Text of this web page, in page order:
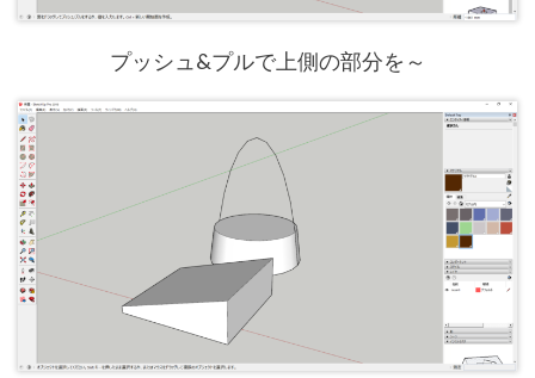
プッシュ&プルで上側の部分を～